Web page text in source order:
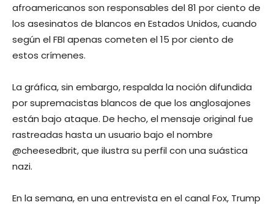
afroamericanos son responsables del 81 por ciento de
los asesinatos de blancos en Estados Unidos, cuando
según el FBI apenas cometen el 15 por ciento de
estos crímenes.
La gráfica, sin embargo, respalda la noción difundida
por supremacistas blancos de que los anglosajones
están bajo ataque. De hecho, el mensaje original fue
rastreadas hasta un usuario bajo el nombre
@cheesedbrit, que ilustra su perfil con una suástica
nazi.
En la semana, en una entrevista en el canal Fox, Trump